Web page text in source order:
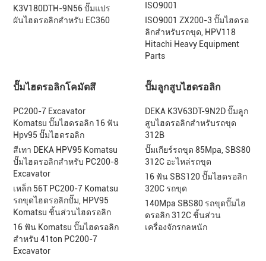
K3V180DTH-9N56 ปั๊มแปร
ผันไฮดรอลิกสำหรับ EC360
ISO9001
ISO9001 ZX200-3 ปั๊มไฮดรอ
ลิกสำหรับรถขุด, HPV118
Hitachi Heavy Equipment
Parts
ปั๊มไฮดรอลิกโคมัตสึ
PC200-7 Excavator
Komatsu ปั๊มไฮดรอลิก 16 ฟัน
Hpv95 ปั๊มไฮดรอลิก
สีเทา DEKA HPV95 Komatsu
ปั๊มไฮดรอลิกสำหรับ PC200-8
Excavator
เหล็ก 56T PC200-7 Komatsu
รถขุดไฮดรอลิกปั๊ม, HPV95
Komatsu ชิ้นส่วนไฮดรอลิก
16 ฟัน Komatsu ปั๊มไฮดรอลิก
สำหรับ 41ton PC200-7
Excavator
ปั๊มลูกสูบไฮดรอลิก
DEKA K3V63DT-9N2D ปั๊มลูก
สูบไฮดรอลิกสำหรับรถขุด
312B
ปั๊มเกียร์รถขุด 85Mpa, SBS80
312C อะไหล่รถขุด
16 ฟัน SBS120 ปั๊มไฮดรอลิก
320C รถขุด
140Mpa SBS80 รถขุดปั๊มไฮ
ดรอลิก 312C ชิ้นส่วน
เครื่องจักรกลหนัก